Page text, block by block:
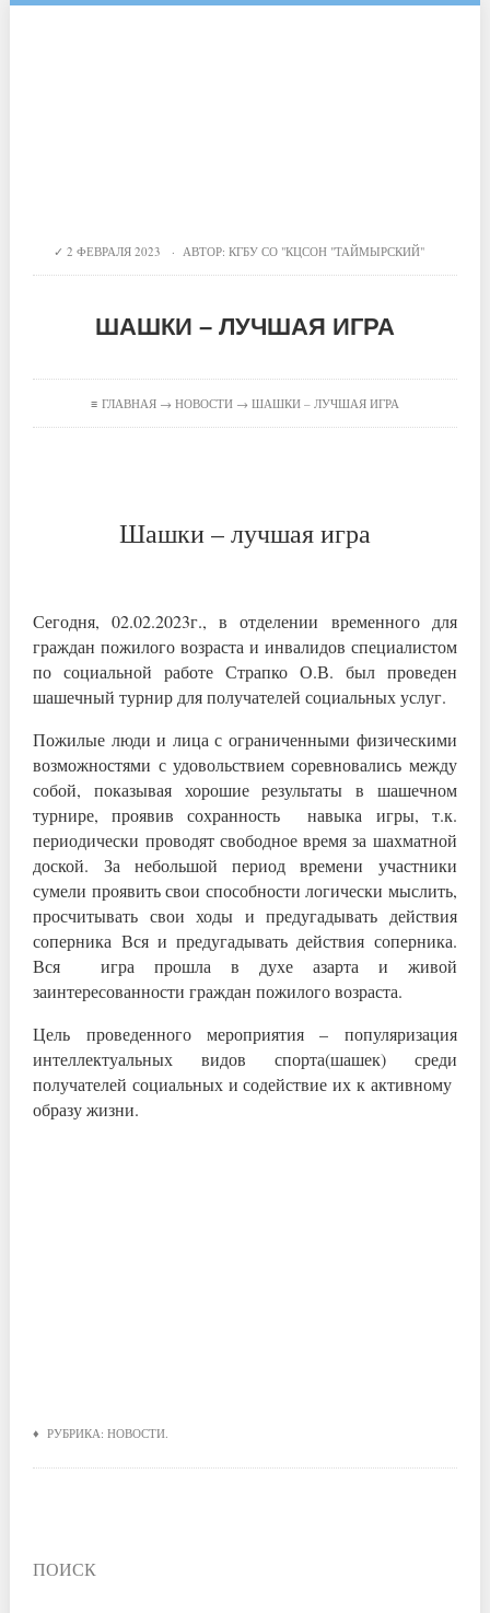
2 ФЕВРАЛЯ 2023 · АВТОР: КГБУ СО "КЦСОН "ТАЙМЫРСКИЙ"
ШАШКИ – ЛУЧШАЯ ИГРА
≡ ГЛАВНАЯ→ НОВОСТИ→ ШАШКИ – ЛУЧШАЯ ИГРА
Шашки – лучшая игра
Сегодня, 02.02.2023г., в отделении временного для
граждан пожилого возраста и инвалидов специалистом
по социальной работе Страпко О.В. был проведен
шашечный турнир для получателей социальных услуг.
Пожилые люди и лица с ограниченными физическими
возможностями с удовольствием соревновались между
собой, показывая хорошие результаты в шашечном
турнире, проявив сохранность навыка игры, т.к.
периодически проводят свободное время за шахматной
доской. За небольшой период времени участники
сумели проявить свои способности логически мыслить,
просчитывать свои ходы и предугадывать действия
соперника Вся и предугадывать действия соперника.
Вся игра прошла в духе азарта и живой
заинтересованности граждан пожилого возраста.
Цель проведенного мероприятия – популяризация
интеллектуальных видов спорта(шашек) среди
получателей социальных и содействие их к активному
образу жизни.
♦ РУБРИКА:НОВОСТИ.
ПОИСК